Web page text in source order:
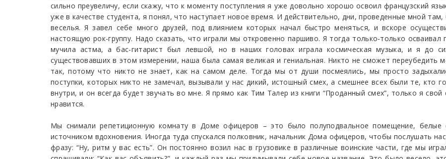
сильно преувеличу, если скажу, что к моменту поступления я уже довольно хорошо освоил французский
уже в качестве студента, я понял, что наступает новое время. И действительно, дни, проведенные мной
веселья. Я завел себе много друзей, под влиянием которых начал быстро меняться, и вскоре
настоящую рок-группу. Надо сказать, что играли мы откровенно паршиво. Я тогда только-только
мучила астма, а бас-гитарист был левшой, но в наших головах играла космическая музыка, и я до
существовавших в этом измерении, наша была самая великая и гениальная. Никто не сможет переубедить
так, потому что никто не знает, как на самом деле. Тогда мы от души посмеялись, мы просто
поступки, которых никто не замечал, вызывали у нас дикий, истошный смех, а смешнее всех были те, кто
внутри, и он всегда будет звучать во мне. Я прямо как Тим Талер из книги “Проданный смех”, только я
нравится.
Мы снимали репетиционную комнату в Доме офицеров – это было полуподвальное помещение,
источником вдохновения. Иногда туда спускался полковник, начальник Дома офицеров, чтобы послушать
фразу: “Ну, ритм у вас есть”. Он постоянно возил нас в грузовике в различные воинские части, где мы